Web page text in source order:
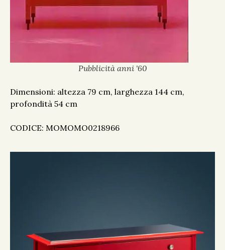
Pubblicità anni '60
Dimensioni: altezza 79 cm, larghezza 144 cm,
profondità 54 cm
CODICE: MOMOMO0218966